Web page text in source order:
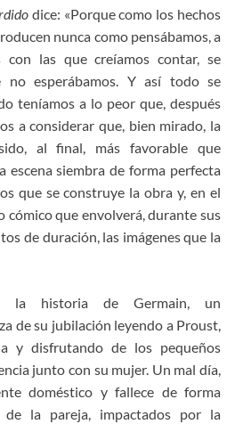
dice: «Porque como los hechos
nunca como pensábamos, a
las que creíamos contar, se
no esperábamos. Y así todo se
teníamos a lo peor que, después
a considerar que, bien mirado, la
al final, más favorable que
escena siembra de forma perfecta
que se construye la obra y, en el
cómico que envolverá, durante sus
de duración, las imágenes que la
la historia de Germain, un
de su jubilación leyendo a Proust,
y disfrutando de los pequeños
junto con su mujer. Un mal día,
doméstico y fallece de forma
de la pareja, impactados por la